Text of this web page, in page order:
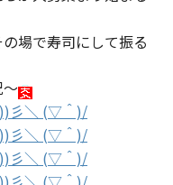
場で寿司にして振る